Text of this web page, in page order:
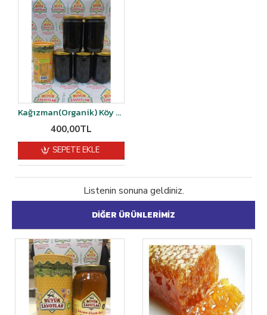
Kağızman(Organik) Köy Dut pekmezi 1Kğ
400,00TL
SEPETE EKLE
Listenin sonuna geldiniz.
DIĞER ÜRÜNLERIMIZ